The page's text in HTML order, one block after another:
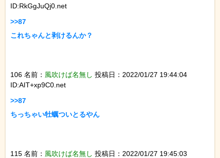
ID:RkGgJuQj0.net
>>87
これちゃんと剥けるんか？
106 名前： 風吹けば名無し 投稿日：2022/01/27 19:44:04
ID:AIT+xp9C0.net
>>87
ちっちゃい牡蠣ついとるやん
115 名前： 風吹けば名無し 投稿日：2022/01/27 19:45:03